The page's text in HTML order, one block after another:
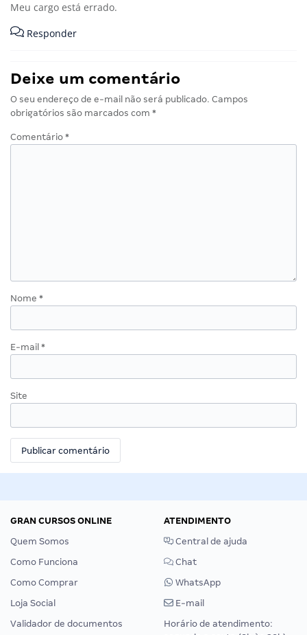
Meu cargo está errado.
Responder
Deixe um comentário
O seu endereço de e-mail não será publicado. Campos
obrigatórios são marcados com *
Comentário *
Nome *
E-mail *
Site
GRAN CURSOS ONLINE
Quem Somos
Como Funciona
Como Comprar
Loja Social
Validador de documentos
ATENDIMENTO
Central de ajuda
Chat
WhatsApp
E-mail
Horário de atendimento: